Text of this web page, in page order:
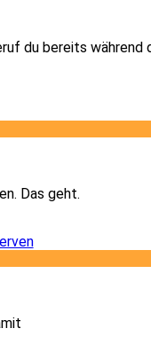
du bereits während
Das geht.